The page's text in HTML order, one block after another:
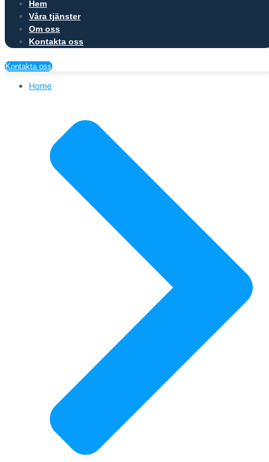
Hem
Våra tjänster
Om oss
Kontakta oss
Kontakta oss
Home